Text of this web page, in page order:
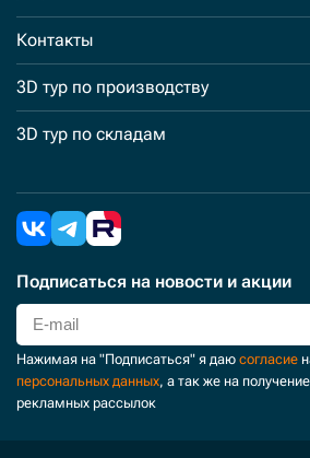
Контакты
3D тур по производству
3D тур по складам
Подписаться на новости и акции
Нажимая на "Подписаться" я даю согласие
персональных данных, а так же на
рекламных рассылок